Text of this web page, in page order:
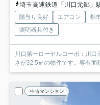
埼玉高速鉄道「川口元郷」
陽当り良好 エアコン 都
照明器具付き
川口第一ローヤルコーポ：川
さが32.5㎡の物件です。専有面
中古マンション